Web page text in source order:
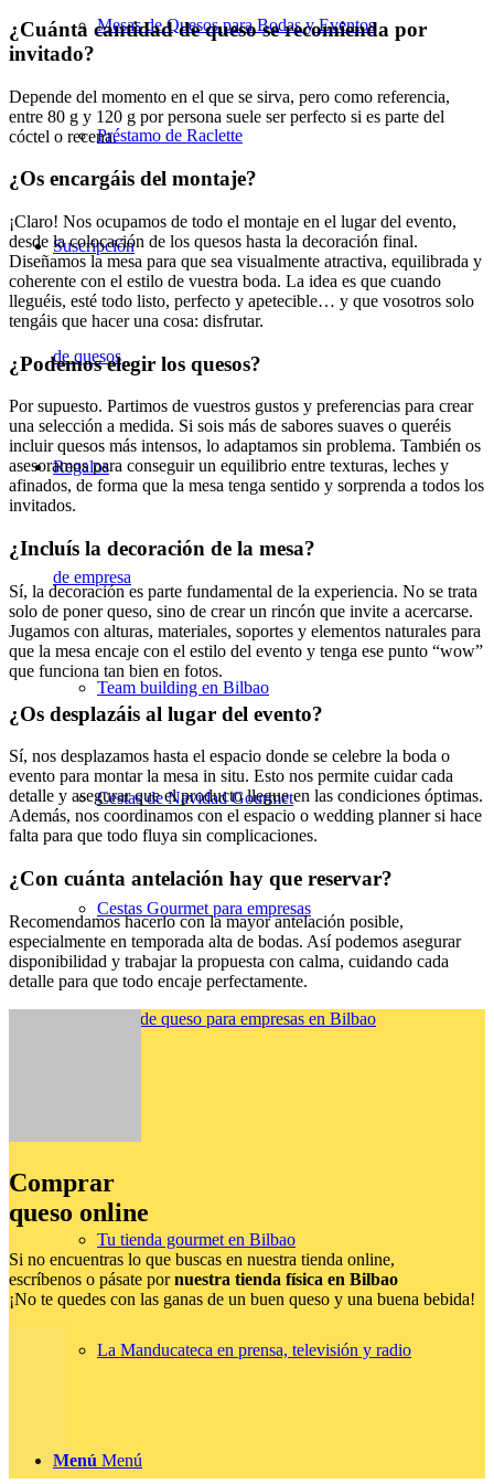
Mesas de Quesos para Bodas y Eventos
Préstamo de Raclette
Suscripción
de quesos
Regalos
de empresa
Team building en Bilbao
Cestas de Navidad Gourmet
Cestas Gourmet para empresas
Catas de queso para empresas en Bilbao
Tu tienda gourmet en Bilbao
La Manducateca en prensa, televisión y radio
Menú Menú
¿Cuánta cantidad de queso se recomienda por
invitado?
Depende del momento en el que se sirva, pero como referencia,
entre 80 g y 120 g por persona suele ser perfecto si es parte del
cóctel o recena.
¿Os encargáis del montaje?
¡Claro! Nos ocupamos de todo el montaje en el lugar del evento,
desde la colocación de los quesos hasta la decoración final.
Diseñamos la mesa para que sea visualmente atractiva, equilibrada y
coherente con el estilo de vuestra boda. La idea es que cuando
lleguéis, esté todo listo, perfecto y apetecible… y que vosotros solo
tengáis que hacer una cosa: disfrutar.
¿Podemos elegir los quesos?
Por supuesto. Partimos de vuestros gustos y preferencias para crear
una selección a medida. Si sois más de sabores suaves o queréis
incluir quesos más intensos, lo adaptamos sin problema. También os
asesoramos para conseguir un equilibrio entre texturas, leches y
afinados, de forma que la mesa tenga sentido y sorprenda a todos los
invitados.
¿Incluís la decoración de la mesa?
Sí, la decoración es parte fundamental de la experiencia. No se trata
solo de poner queso, sino de crear un rincón que invite a acercarse.
Jugamos con alturas, materiales, soportes y elementos naturales para
que la mesa encaje con el estilo del evento y tenga ese punto “wow”
que funciona tan bien en fotos.
¿Os desplazáis al lugar del evento?
Sí, nos desplazamos hasta el espacio donde se celebre la boda o
evento para montar la mesa in situ. Esto nos permite cuidar cada
detalle y asegurar que el producto llegue en las condiciones óptimas.
Además, nos coordinamos con el espacio o wedding planner si hace
falta para que todo fluya sin complicaciones.
¿Con cuánta antelación hay que reservar?
Recomendamos hacerlo con la mayor antelación posible,
especialmente en temporada alta de bodas. Así podemos asegurar
disponibilidad y trabajar la propuesta con calma, cuidando cada
detalle para que todo encaje perfectamente.
Comprar
queso online
Si no encuentras lo que buscas en nuestra tienda online,
escríbenos o pásate pornuestra tienda física en Bilbao
¡No te quedes con las ganas de un buen queso y una buena bebida!